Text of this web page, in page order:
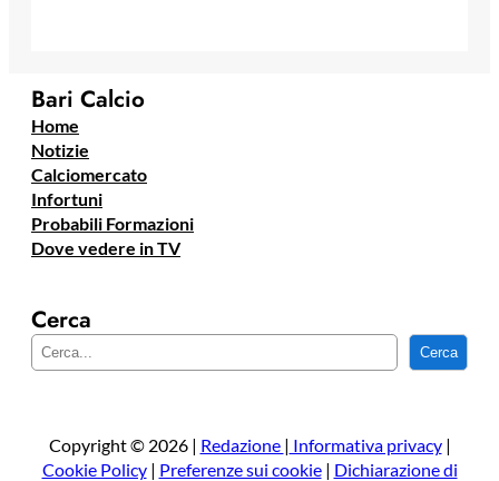
Bari Calcio
Home
Notizie
Calciomercato
Infortuni
Probabili Formazioni
Dove vedere in TV
Cerca
e
a
Cerca
Copyright © 2026 | Redazione | Informativa privacy|
Cookie Policy| Preferenze sui cookie| Dichiarazione di